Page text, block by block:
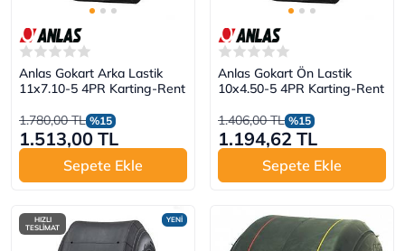
Anlas Gokart Arka Lastik
11x7.10-5 4PR Karting-Rent
1.780,00 TL %15
1.513,00 TL
Sepete Ekle
Anlas Gokart Ön Lastik
10x4.50-5 4PR Karting-Rent
1.406,00 TL %15
1.194,62 TL
Sepete Ekle
YENİ
HIZLI
TESLİMAT